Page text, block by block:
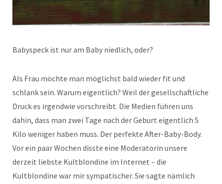
Babyspeck ist nur am Baby niedlich, oder?
Als Frau möchte man möglichst bald wieder fit und
schlank sein. Warum eigentlich? Weil der gesellschaftliche
Druck es irgendwie vorschreibt. Die Medien führen uns
dahin, dass man zwei Tage nach der Geburt eigentlich 5
Kilo weniger haben muss. Der perfekte After-Baby-Body.
Vor ein paar Wochen disste eine Moderatorin unsere
derzeit liebste Kultblondine im Internet – die
Kultblondine war mir sympatischer. Sie sagte nämlich